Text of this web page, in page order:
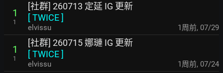
1
1
[社群] 260713 定延 IG 更新
[TWICE]
elvissu 1周前, 07/29
1
1
[社群] 260715 娜璉 IG 更新
[TWICE]
elvissu 1周前, 07/24